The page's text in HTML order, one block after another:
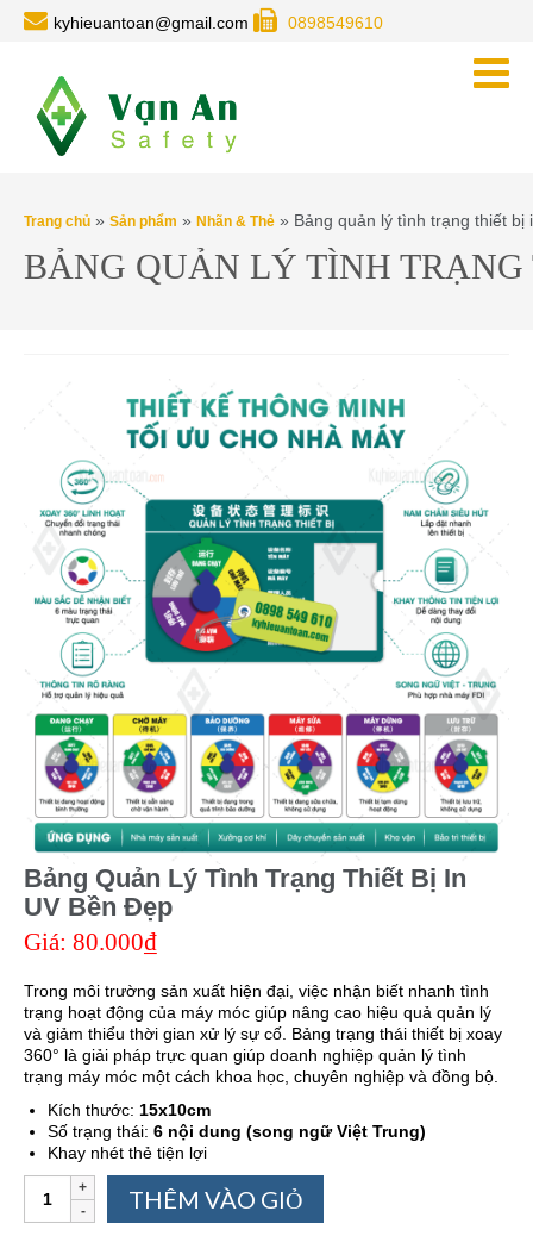
kyhieuantoan@gmail.com 0898549610
Trang chủ » Sản phẩm » Nhãn & Thẻ » Bảng quản lý tình trạng thiết bị
BẢNG QUẢN LÝ TÌNH
Bảng Quản Lý Tình Trạng Thiết Bị In
UV Bền Đẹp
Giá: 80.000₫
Trong môi trường sản xuất hiện đại, việc nhận biết nhanh tình
trạng hoạt động của máy móc giúp nâng cao hiệu quả quản lý
và giảm thiểu thời gian xử lý sự cố. Bảng trạng thái thiết bị xoay
360° là giải pháp trực quan giúp doanh nghiệp quản lý tình
trạng máy móc một cách khoa học, chuyên nghiệp và đồng bộ.
Kích thước: 15x10cm
Số trạng thái: 6 nội dung (song ngữ Việt Trung)
Khay nhét thẻ tiện lợi
THÊM VÀO GIỎ